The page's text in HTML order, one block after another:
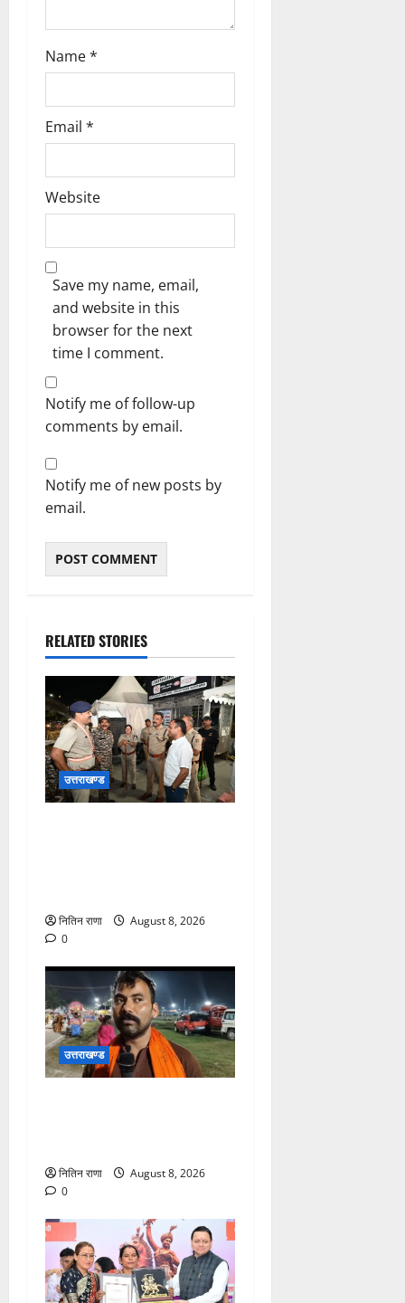
Name*
Email *
Website
Save my name, email,
and website in this
browser for the next
time I comment.
Notify me of follow-up
comments by email.
Notify me of new posts by
email.
RELATED STORIES
उत्तराखण्ड
नितिन राणा
August 8, 2026
0
उत्तराखण्ड
नितिन राणा
August 8, 2026
0